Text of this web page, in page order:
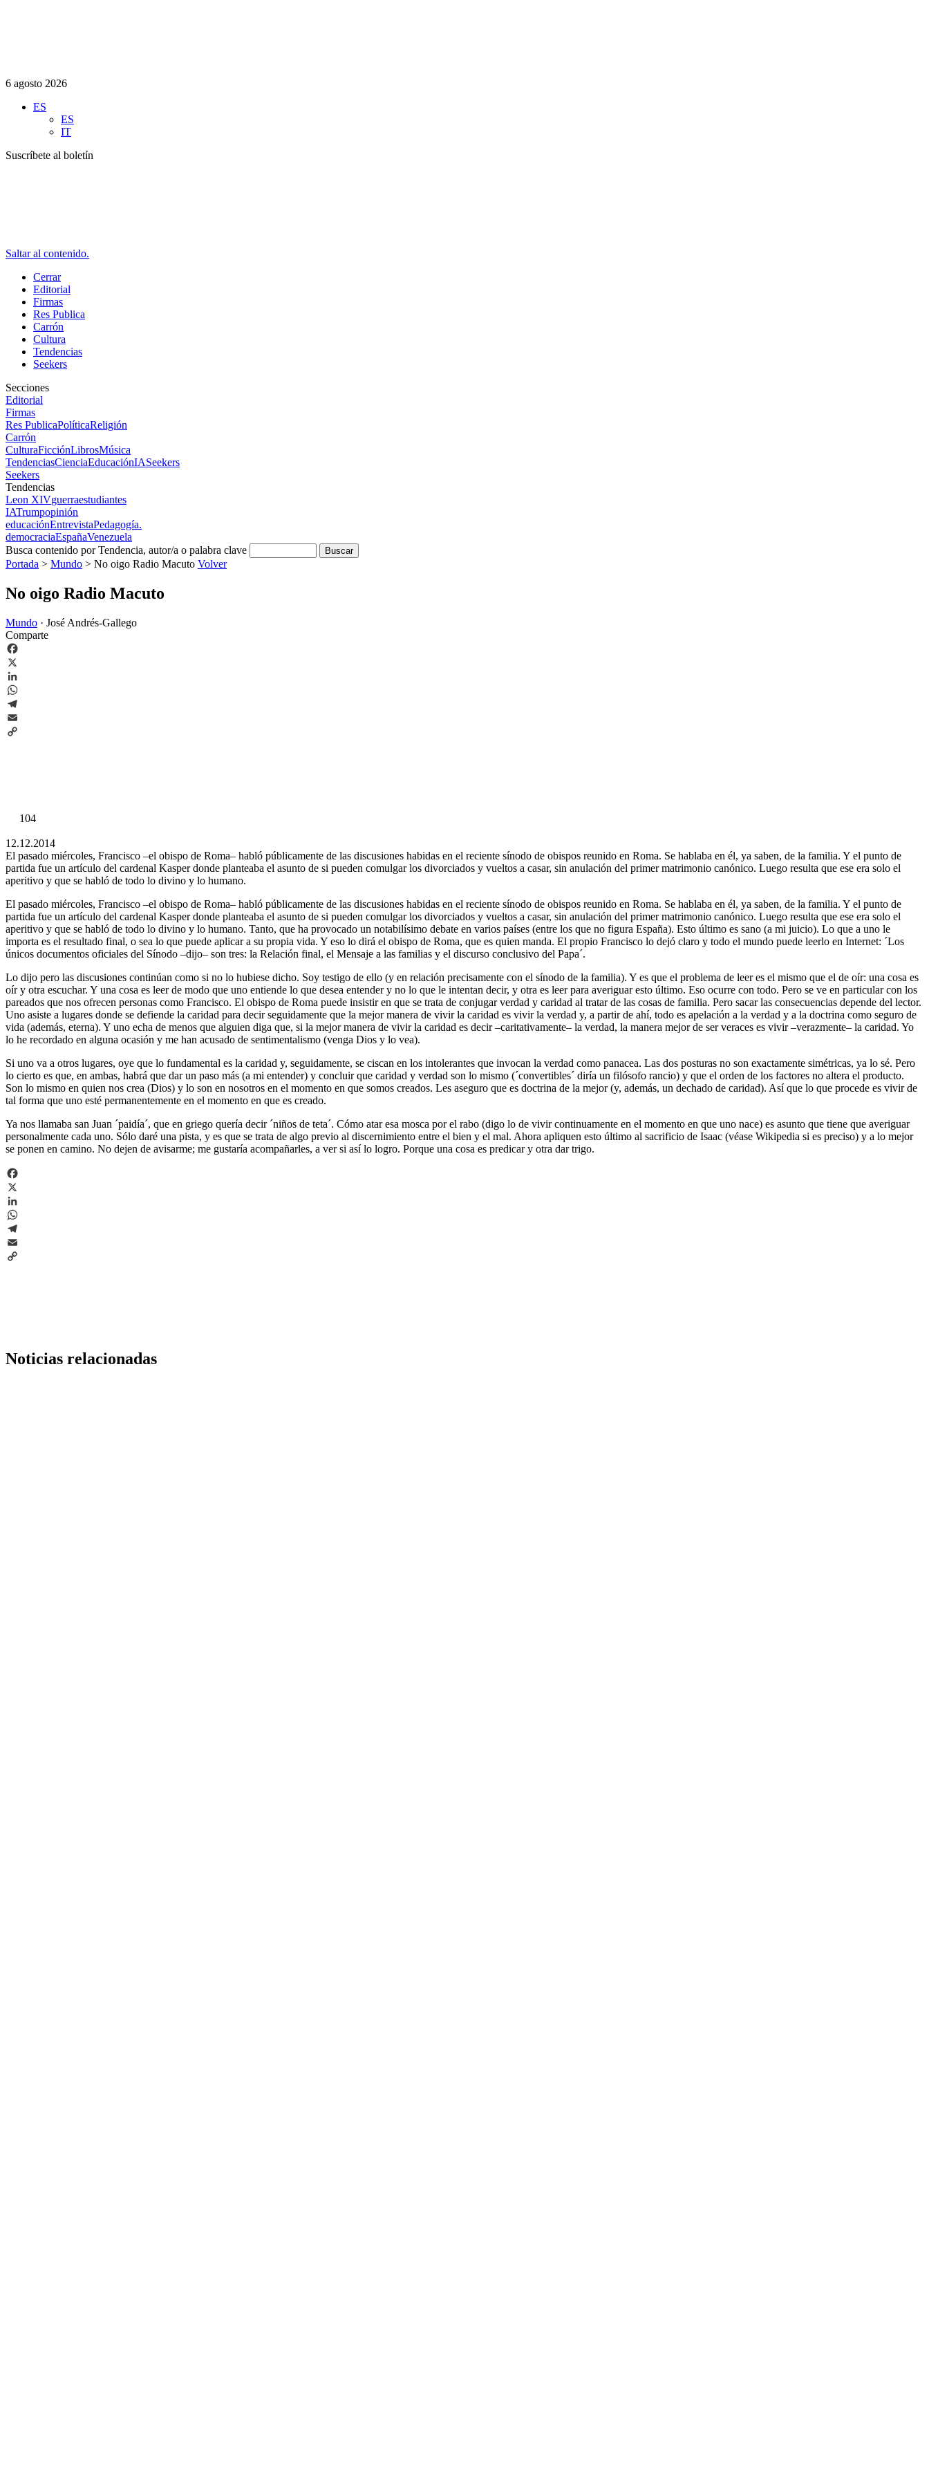
6 agosto 2026
ES
ES
IT
Suscríbete al boletín
Saltar al contenido.
Cerrar
Editorial
Firmas
Res Publica
Carrón
Cultura
Tendencias
Seekers
Secciones
Editorial
Firmas
Res PublicaPolíticaReligión
Carrón
CulturaFicciónLibrosMúsica
TendenciasCienciaEducaciónIASeekers
Seekers
Tendencias
Leon XIVguerraestudiantes
IATrumpopinión
educaciónEntrevistaPedagogía.
democraciaEspañaVenezuela
Busca contenido por Tendencia, autor/a o palabra clave
Portada > Mundo > No oigo Radio Macuto Volver
No oigo Radio Macuto
Mundo · José Andrés-Gallego
Comparte
Facebook
X
LinkedIn
WhatsApp
Telegram
Email
104
12.12.2014
El pasado miércoles, Francisco –el obispo de Roma– habló públicamente de las discusiones habidas en el reciente sínodo de obispos reunido en Roma. Se hablaba en él, ya saben, de la familia. Y el punto de
partida fue un artículo del cardenal Kasper donde planteaba el asunto de si pueden comulgar los divorciados y vueltos a casar, sin anulación del primer matrimonio canónico. Luego resulta que ese era solo el
aperitivo y que se habló de todo lo divino y lo humano.
El pasado miércoles, Francisco –el obispo de Roma– habló públicamente de las discusiones habidas en el reciente sínodo de obispos reunido en Roma. Se hablaba en él, ya saben, de la familia. Y el punto de
partida fue un artículo del cardenal Kasper donde planteaba el asunto de si pueden comulgar los divorciados y vueltos a casar, sin anulación del primer matrimonio canónico. Luego resulta que ese era solo el
aperitivo y que se habló de todo lo divino y lo humano. Tanto, que ha provocado un notabilísimo debate en varios países (entre los que no figura España). Esto último es sano (a mi juicio). Lo que a uno le
importa es el resultado final, o sea lo que puede aplicar a su propia vida. Y eso lo dirá el obispo de Roma, que es quien manda. El propio Francisco lo dejó claro y todo el mundo puede leerlo en Internet: ´Los
únicos documentos oficiales del Sínodo –dijo– son tres: la Relación final, el Mensaje a las familias y el discurso conclusivo del Papa´.
Lo dijo pero las discusiones continúan como si no lo hubiese dicho. Soy testigo de ello (y en relación precisamente con el sínodo de la familia). Y es que el problema de leer es el mismo que el de oír: una cosa es
oír y otra escuchar. Y una cosa es leer de modo que uno entiende lo que desea entender y no lo que le intentan decir, y otra es leer para averiguar esto último. Eso ocurre con todo. Pero se ve en particular con los
pareados que nos ofrecen personas como Francisco. El obispo de Roma puede insistir en que se trata de conjugar verdad y caridad al tratar de las cosas de familia. Pero sacar las consecuencias depende del lector.
Uno asiste a lugares donde se defiende la caridad para decir seguidamente que la mejor manera de vivir la caridad es vivir la verdad y, a partir de ahí, todo es apelación a la verdad y a la doctrina como seguro de
vida (además, eterna). Y uno echa de menos que alguien diga que, si la mejor manera de vivir la caridad es decir –caritativamente– la verdad, la manera mejor de ser veraces es vivir –verazmente– la caridad. Yo
lo he recordado en alguna ocasión y me han acusado de sentimentalismo (venga Dios y lo vea).
Si uno va a otros lugares, oye que lo fundamental es la caridad y, seguidamente, se ciscan en los intolerantes que invocan la verdad como panacea. Las dos posturas no son exactamente simétricas, ya lo sé. Pero
lo cierto es que, en ambas, habrá que dar un paso más (a mi entender) y concluir que caridad y verdad son lo mismo (´convertibles´ diría un filósofo rancio) y que el orden de los factores no altera el producto.
Son lo mismo en quien nos crea (Dios) y lo son en nosotros en el momento en que somos creados. Les aseguro que es doctrina de la mejor (y, además, un dechado de caridad). Así que lo que procede es vivir de
tal forma que uno esté permanentemente en el momento en que es creado.
Ya nos llamaba san Juan ´paidía´, que en griego quería decir ´niños de teta´. Cómo atar esa mosca por el rabo (digo lo de vivir continuamente en el momento en que uno nace) es asunto que tiene que averiguar
personalmente cada uno. Sólo daré una pista, y es que se trata de algo previo al discernimiento entre el bien y el mal. Ahora apliquen esto último al sacrificio de Isaac (véase Wikipedia si es preciso) y a lo mejor
se ponen en camino. No dejen de avisarme; me gustaría acompañarles, a ver si así lo logro. Porque una cosa es predicar y otra dar trigo.
Facebook
X
LinkedIn
WhatsApp
Telegram
Email
Noticias relacionadas